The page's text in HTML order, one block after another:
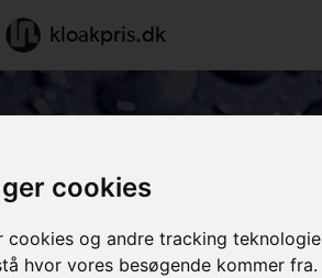
cookies
cookies og andre tracking
hvor vores besøgende kommer fra.
kloakpris.dk
Sådan fungerer